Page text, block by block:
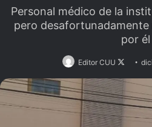
Personal médico de la
pero
por él
Editor CUU
Follow
on